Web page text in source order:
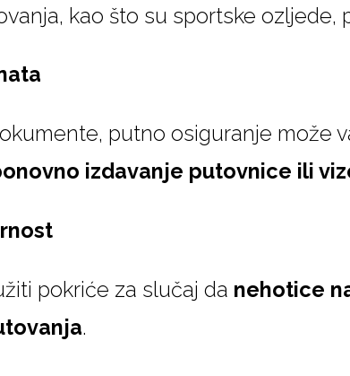
kao što su sportske ozljede,
putno osiguranje može
izdavanje putovnice ili
pokriće za slučaj da nehotice
.